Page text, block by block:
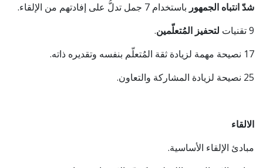
شدّ انتباه الجمهور باستخدام 7 جمل تدلُّ على إفادتهم من الإلقاء.
9 تقنيات
لتحفيز المُتعلّمين.
17 نصيحة مهمة لزيادة ثقة المُتعلّم بنفسه وتقديره ذاته.
25 نصيحة لزيادة المشاركة والتعاون.
الالقاء
مبادئ الإلقاء الأساسية.